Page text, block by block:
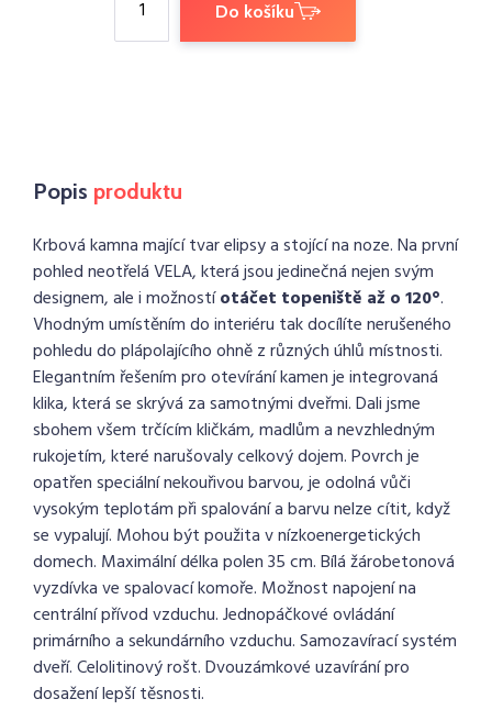
Do košíku
Popis produktu
Krbová kamna mající tvar elipsy a stojící na noze. Na první
pohled neotřelá VELA, která jsou jedinečná nejen svým
designem, ale i možnostíotáčet topeniště až o 120°.
Vhodným umístěním do interiéru tak docílíte nerušeného
pohledu do plápolajícího ohně z různých úhlů místnosti.
Elegantním řešením pro otevírání kamen je integrovaná
klika, která se skrývá za samotnými dveřmi. Dali jsme
sbohem všem trčícím kličkám, madlům a nevzhledným
rukojetím, které narušovaly celkový dojem. Povrch je
opatřen speciální nekouřivou barvou, je odolná vůči
vysokým teplotám při spalování a barvu nelze cítit, když
se vypalují. Mohou být použita v nízkoenergetických
domech. Maximální délka polen 35 cm. Bílá žárobetonová
vyzdívka ve spalovací komoře. Možnost napojení na
centrální přívod vzduchu. Jednopáčkové ovládání
primárního a sekundárního vzduchu. Samozavírací systém
dveří. Celolitinový rošt. Dvouzámkové uzavírání pro
dosažení lepší těsnosti.